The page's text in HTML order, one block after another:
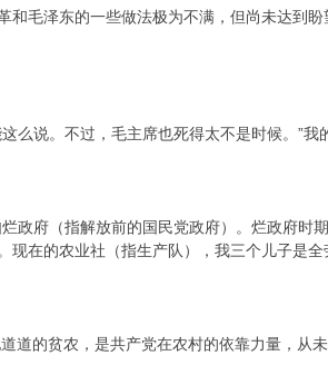
毛泽东的一些做法极为不满，但尚未达到盼
说。不过，毛主席也死得太不是时候。”我
府（指解放前的国民党政府）。烂政府时
现在的农业社（指生产队），我三个儿子是
的贫农，是共产党在农村的依靠力量，从